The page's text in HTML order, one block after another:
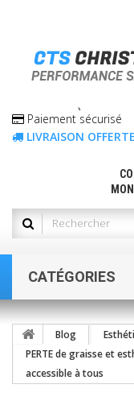
Paiement sécurisé
LIVRAISON
CATÉGORIES
Blog
PERTE de graisse et
accessible à tous